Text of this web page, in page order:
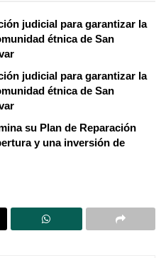
judicial para garantizar la
étnica de San
judicial para garantizar la
étnica de San
su Plan de Reparación
y una inversión de